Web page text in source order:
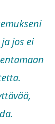
jos ei